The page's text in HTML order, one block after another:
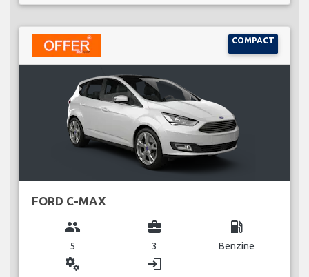
COMPACT
FORD C-MAX
group
5
business_center
3
local_gas_station
Benzine
miscellaneous_services login